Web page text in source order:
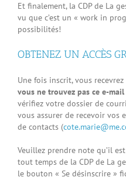
Et finalement, la CDP de La
vu que c’est un « work in
possibilités!
OBTENEZ UN ACCÈS
Une fois inscrit, vous
vous ne trouvez pas ce e-
vérifiez votre dossier de
vous assurer de recevoir vos
de contacts (
Veuillez prendre note qu’il
tout temps de la CDP de La
le bouton « Se désinscrire »